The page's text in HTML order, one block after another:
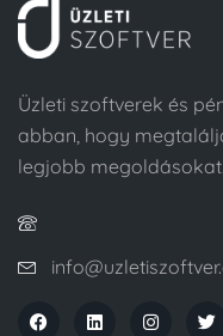
Üzleti szoftverek és
abban, hogy
legjobb megoldásokat.